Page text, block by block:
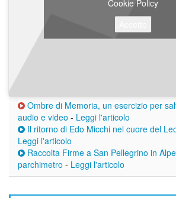
Cookie Policy
Ombre di Memoria, un esercizio per
audio e video - Leggi l'articolo
Il ritorno di Edo Micchi nel cuore del
Leggi l'articolo
Raccolta Firme a San Pellegrino in
parchimetro - Leggi l'articolo